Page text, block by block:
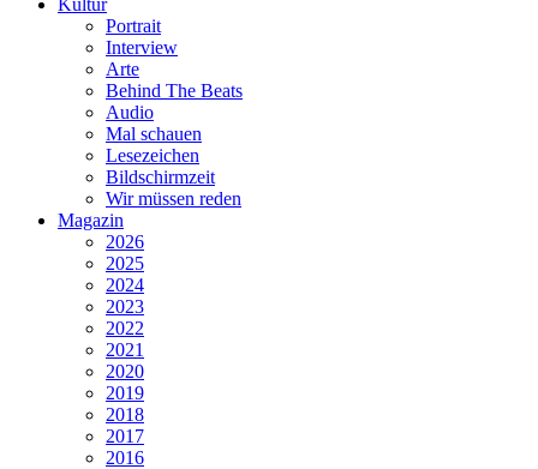
Kultur
Portrait
Interview
Arte
Behind The Beats
Audio
Mal schauen
Lesezeichen
Bildschirmzeit
Wir müssen reden
Magazin
2026
2025
2024
2023
2022
2021
2020
2019
2018
2017
2016